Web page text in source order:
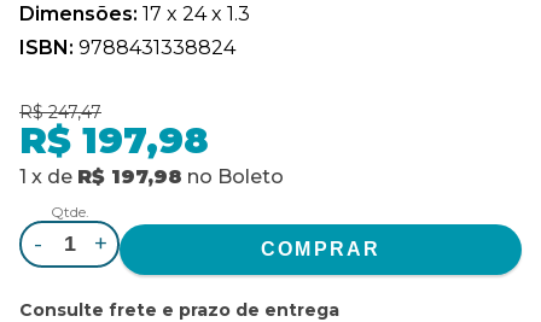
Dimensões: 17 x 24 x 1.3
ISBN: 9788431338824
R$ 247,47
R$ 197,98
1 x de R$ 197,98 no Boleto
Qtde.
- +
Consulte frete e prazo de entrega